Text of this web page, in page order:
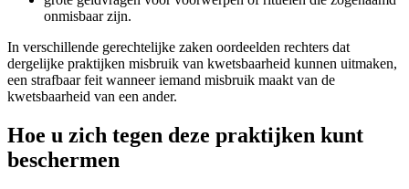
onmisbaar zijn.
In verschillende gerechtelijke zaken oordeelden rechters dat
dergelijke praktijken misbruik van kwetsbaarheid kunnen uitmaken,
een strafbaar feit wanneer iemand misbruik maakt van de
kwetsbaarheid van een ander.
Hoe u zich tegen deze praktijken kunt
beschermen